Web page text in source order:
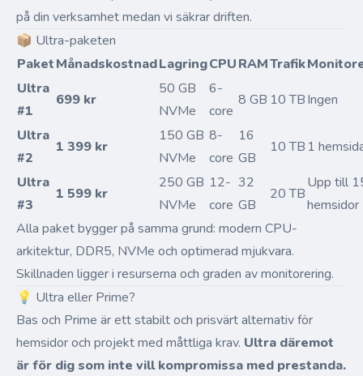
på din verksamhet medan vi säkrar driften.
📦 Ultra-paketen
PaketMånadskostnadLagringCPURAMTrafik
Ultra
#1
699 kr
50 GB
NVMe
6-
core
8 GB 10 TBIngen
Ultra
#2
1 399 kr
150 GB
NVMe
8-
core
16
GB
10 TB 1
Ultra
#3
1 599 kr
250 GB
NVMe
12-
core
32
GB
20 TB
Upp till
hemsidor
Alla paket bygger på samma grund: modern CPU-
arkitektur, DDR5, NVMe och optimerad mjukvara.
Skillnaden ligger i resurserna och graden av monitorering.
💡 Ultra eller Prime?
Bas och Prime är ett stabilt och prisvärt alternativ för
hemsidor och projekt med måttliga krav. Ultra däremot
är för dig som inte vill kompromissa med prestanda.